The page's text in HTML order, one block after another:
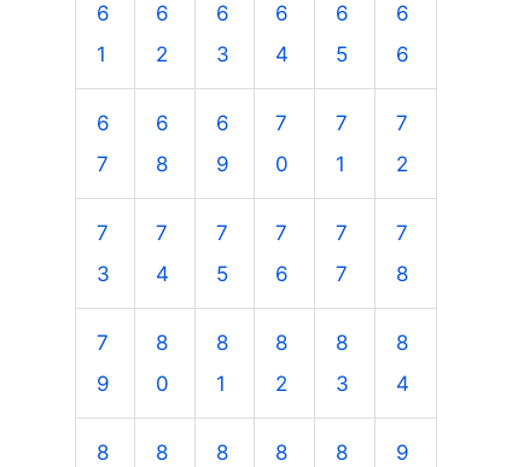
6
1
6
2
6
3
6
4
6
5
6
6
6
7
6
8
6
9
7
0
7
1
7
2
7
3
7
4
7
5
7
6
7
7
7
8
7
9
8
0
8
1
8
2
8
3
8
4
8
8
8
8
8
9